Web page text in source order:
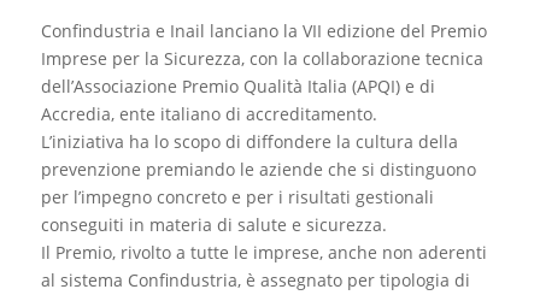
Confindustria e Inail lanciano la VII edizione del Premio
Imprese per la Sicurezza, con la collaborazione tecnica
dell’Associazione Premio Qualità Italia (APQI) e di
Accredia, ente italiano di accreditamento.
L’iniziativa ha lo scopo di diffondere la cultura della
prevenzione premiando le aziende che si distinguono
per l’impegno concreto e per i risultati gestionali
conseguiti in materia di salute e sicurezza.
Il Premio, rivolto a tutte le imprese, anche non aderenti
al sistema Confindustria, è assegnato per tipologia di